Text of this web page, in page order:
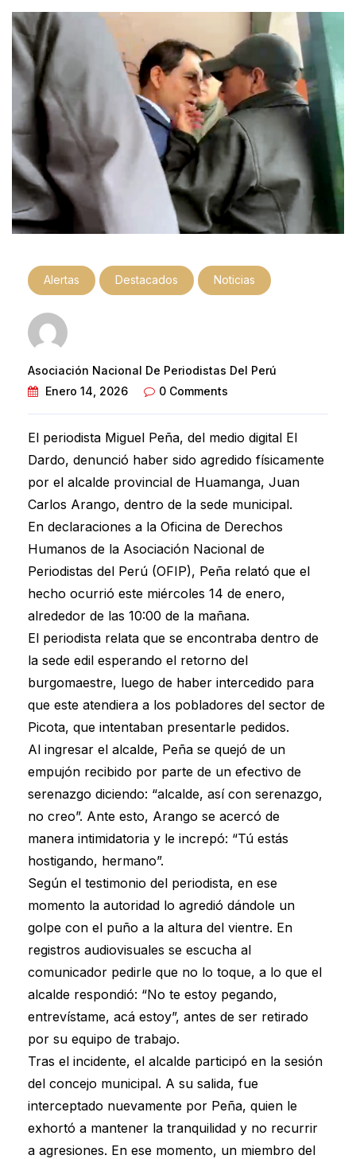
Alertas Destacados Noticias
Asociación Nacional De Periodistas Del Perú
Enero 14, 2026
0 Comments
El periodista Miguel Peña, del medio digital El
Dardo, denunció haber sido agredido físicamente
por el alcalde provincial de Huamanga, Juan
Carlos Arango, dentro de la sede municipal.
En declaraciones a la Oficina de Derechos
Humanos de la Asociación Nacional de
Periodistas del Perú (OFIP), Peña relató que el
hecho ocurrió este miércoles 14 de enero,
alrededor de las 10:00 de la mañana.
El periodista relata que se encontraba dentro de
la sede edil esperando el retorno del
burgomaestre, luego de haber intercedido para
que este atendiera a los pobladores del sector de
Picota, que intentaban presentarle pedidos.
Al ingresar el alcalde, Peña se quejó de un
empujón recibido por parte de un efectivo de
serenazgo diciendo: “alcalde, así con serenazgo,
no creo”. Ante esto, Arango se acercó de
manera intimidatoria y le increpó: “Tú estás
hostigando, hermano”.
Según el testimonio del periodista, en ese
momento la autoridad lo agredió dándole un
golpe con el puño a la altura del vientre. En
registros audiovisuales se escucha al
comunicador pedirle que no lo toque, a lo que el
alcalde respondió: “No te estoy pegando,
entrevístame, acá estoy”, antes de ser retirado
por su equipo de trabajo.
Tras el incidente, el alcalde participó en la sesión
del concejo municipal. A su salida, fue
interceptado nuevamente por Peña, quien le
exhortó a mantener la tranquilidad y no recurrir
a agresiones. En ese momento, un miembro del